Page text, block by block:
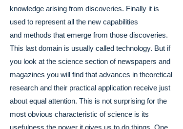
knowledge arising from discoveries. Finally it is
used to represent all the new capabilities
and methods that emerge from those discoveries.
This last domain is usually called technology. But if
you look at the science section of newspapers and
magazines you will find that advances in theoretical
research and their practical application receive just
about equal attention. This is not surprising for the
most obvious characteristic of science is its
usefulness the power it gives us to do things. One